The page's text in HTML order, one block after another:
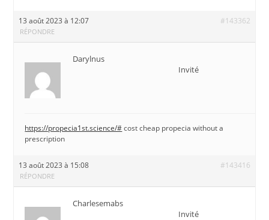
13 août 2023 à 12:07 #143362
RÉPONDRE
Darylnus
Invité
https://propecia1st.science/#cost cheap propecia without a
prescription
13 août 2023 à 15:08 #143416
RÉPONDRE
Charlesemabs
Invité